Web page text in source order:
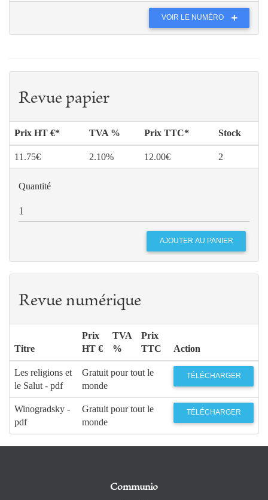
VOIR LE NUMÉRO
Revue papier
Prix HT €* TVA % Prix TTC* Stock
11.75€ 2.10% 12.00€ 2
Quantité
Revue numérique
Titre
Prix
HT €
TVA
%
Prix
TTC
Action
Les religions et
le Salut - pdf
Gratuit pour tout le
monde
TÉLÉCHARGER
Winogradsky -
pdf
Gratuit pour tout le
monde
TÉLÉCHARGER
Communio